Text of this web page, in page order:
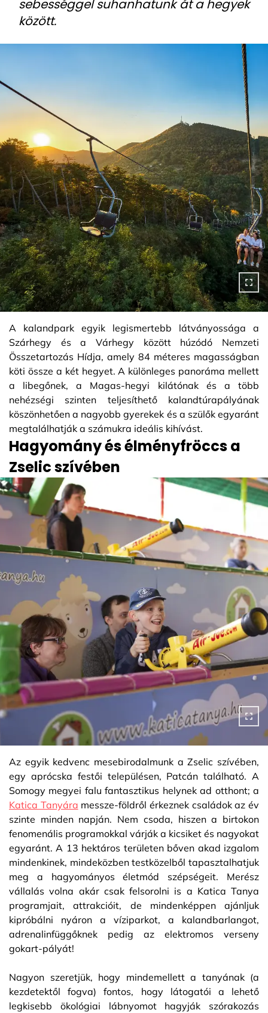
sebességgel suhanhatunk át a hegyek
között.
A kalandpark egyik legismertebb látványossága a
Szárhegy és a Várhegy között húzódó Nemzeti
Összetartozás Hídja, amely 84 méteres magasságban
köti össze a két hegyet. A különleges panoráma mellett
a libegőnek, a Magas-hegyi kilátónak és a több
nehézségi szinten teljesíthető kalandtúrapályának
köszönhetően a nagyobb gyerekek és a szülők egyaránt
megtalálhatják a számukra ideális kihívást.
Hagyomány és élményfröccs a
Zselic szívében
Az egyik kedvenc mesebirodalmunk a Zselic szívében,
egy aprócska festői településen, Patcán található. A
Somogy megyei falu fantasztikus helynek ad otthont; a
Katica Tanyára messze-földről érkeznek családok az év
szinte minden napján. Nem csoda, hiszen a birtokon
fenomenális programokkal várják a kicsiket és nagyokat
egyaránt. A 13 hektáros területen bőven akad izgalom
mindenkinek, mindeközben testközelből tapasztalhatjuk
meg a hagyományos életmód szépségeit. Merész
vállalás volna akár csak felsorolni is a Katica Tanya
programjait, attrakcióit, de mindenképpen ajánljuk
kipróbálni nyáron a víziparkot, a kalandbarlangot,
adrenalinfüggőknek pedig az elektromos verseny
gokart-pályát!
Nagyon szeretjük, hogy mindemellett a tanyának (a
kezdetektől fogva) fontos, hogy látogatói a lehető
legkisebb ökológiai lábnyomot hagyják szórakozás